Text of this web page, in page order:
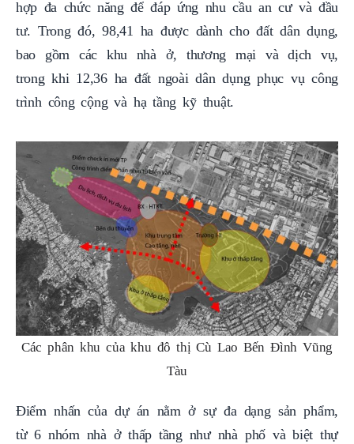
hợp đa chức năng để đáp ứng nhu cầu an cư và đầu
tư. Trong đó, 98,41 ha được dành cho đất dân dụng,
bao gồm các khu nhà ở, thương mại và dịch vụ,
trong khi 12,36 ha đất ngoài dân dụng phục vụ công
trình công cộng và hạ tầng kỹ thuật.
Các phân khu của khu đô thị Cù Lao Bến Đình Vũng
Tàu
Điểm nhấn của dự án nằm ở sự đa dạng sản phẩm,
từ 6 nhóm nhà ở thấp tầng như nhà phố và biệt thự